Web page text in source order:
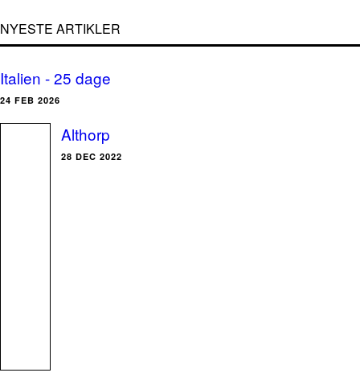
NYESTE ARTIKLER
Italien - 25 dage
24 FEB 2026
Althorp
28 DEC 2022